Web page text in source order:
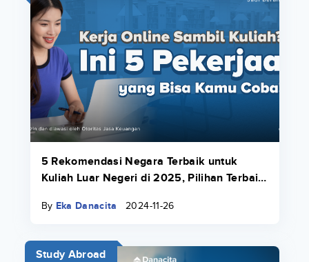
5 Rekomendasi Negara Terbaik untuk
Kuliah Luar Negeri di 2025, Pilihan Terbaik
By Eka Danacita 2024-11-26
Study Abroad